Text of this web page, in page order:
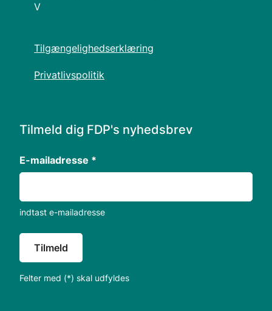
V
Tilgængelighedserklæring
Privatlivspolitik
Tilmeld dig FDP's nyhedsbrev
E-mailadresse *
indtast e-mailadresse
Tilmeld
Felter med (*) skal udfyldes